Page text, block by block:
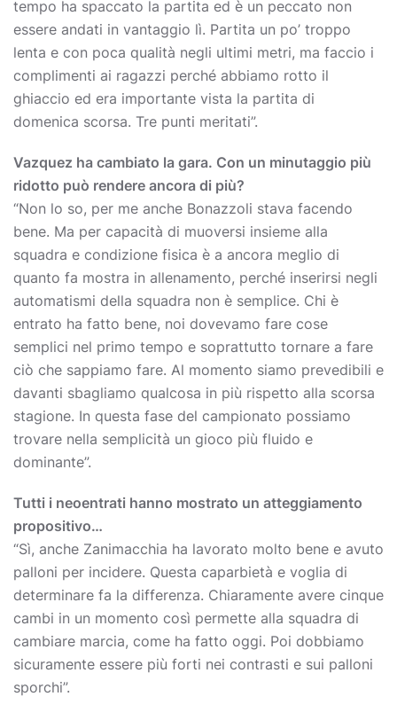
tempo ha spaccato la partita ed è un peccato non
essere andati in vantaggio lì. Partita un po’ troppo
lenta e con poca qualità negli ultimi metri, ma faccio i
complimenti ai ragazzi perché abbiamo rotto il
ghiaccio ed era importante vista la partita di
domenica scorsa. Tre punti meritati”.
Vazquez ha cambiato la gara. Con un minutaggio più
ridotto può rendere ancora di più?
“Non lo so, per me anche Bonazzoli stava facendo
bene. Ma per capacità di muoversi insieme alla
squadra e condizione fisica è a ancora meglio di
quanto fa mostra in allenamento, perché inserirsi negli
automatismi della squadra non è semplice. Chi è
entrato ha fatto bene, noi dovevamo fare cose
semplici nel primo tempo e soprattutto tornare a fare
ciò che sappiamo fare. Al momento siamo prevedibili e
davanti sbagliamo qualcosa in più rispetto alla scorsa
stagione. In questa fase del campionato possiamo
trovare nella semplicità un gioco più fluido e
dominante”.
Tutti i neoentrati hanno mostrato un atteggiamento
propositivo…
“Sì, anche Zanimacchia ha lavorato molto bene e avuto
palloni per incidere. Questa caparbietà e voglia di
determinare fa la differenza. Chiaramente avere cinque
cambi in un momento così permette alla squadra di
cambiare marcia, come ha fatto oggi. Poi dobbiamo
sicuramente essere più forti nei contrasti e sui palloni
sporchi”.